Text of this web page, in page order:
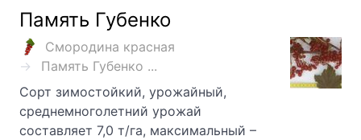
Память Губенко
Смородина красная
Память Губенко ...
Сорт зимостойкий, урожайный,
среднемноголетний урожай
составляет 7,0 т/га, максимальный –